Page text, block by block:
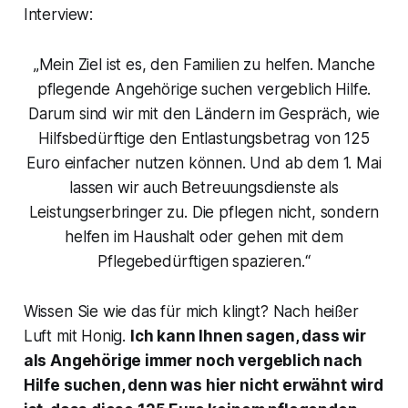
Interview:
„Mein Ziel ist es, den Familien zu helfen. Manche
pflegende Angehörige suchen vergeblich Hilfe.
Darum sind wir mit den Ländern im Gespräch, wie
Hilfsbedürftige den Entlastungsbetrag von 125
Euro einfacher nutzen können. Und ab dem 1. Mai
lassen wir auch Betreuungsdienste als
Leistungserbringer zu. Die pflegen nicht, sondern
helfen im Haushalt oder gehen mit dem
Pflegebedürftigen spazieren.“
Wissen Sie wie das für mich klingt? Nach heißer
Luft mit Honig. Ich kann Ihnen sagen, dass wir
als Angehörige immer noch vergeblich nach
Hilfe suchen, denn was hier nicht erwähnt wird